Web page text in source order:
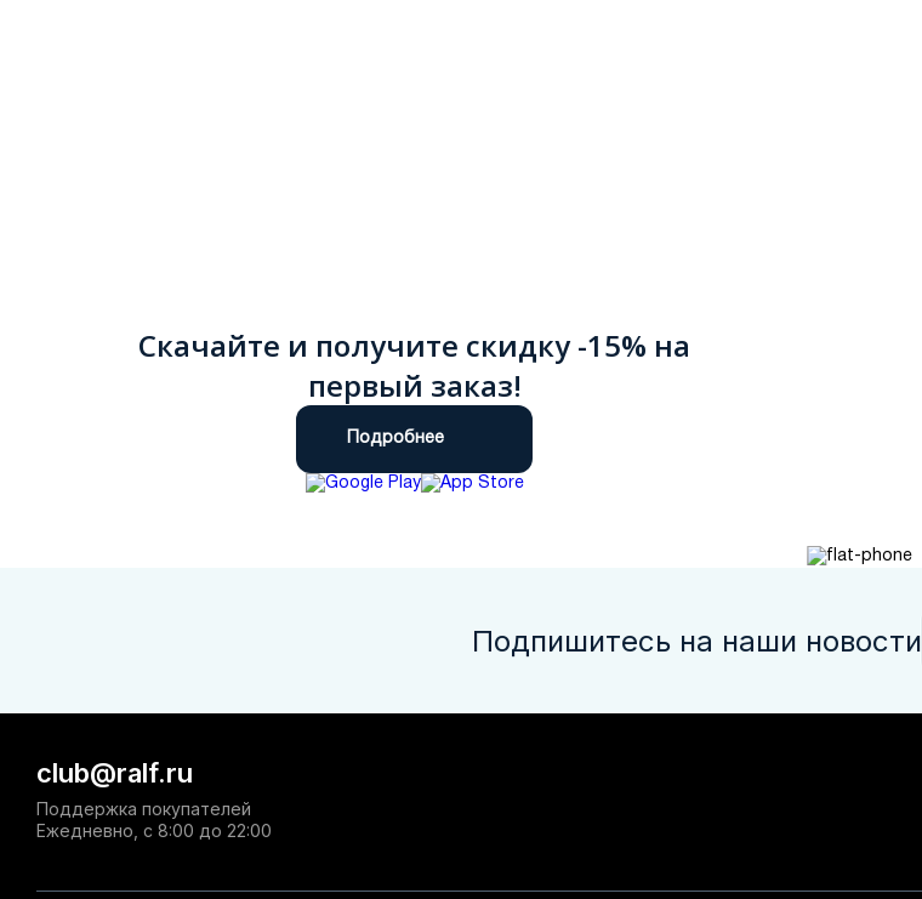
Скачайте и получите скидку -15% на
первый заказ!
Подробнее
Подпишитесь на наши новости
club@ralf.ru
Поддержка покупателей
Ежедневно, с 8:00 до 22:00